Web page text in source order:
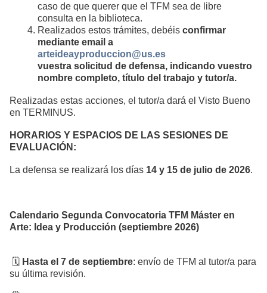
caso de que querer que el TFM sea de libre
consulta en la biblioteca.
Realizados estos trámites, debéis confirmar
mediante email a
arteideayproduccion@us.es
vuestra solicitud de defensa, indicando vuestro
nombre completo, título del trabajo y tutor/a.
Realizadas estas acciones, el tutor/a dará el Visto Bueno
en TERMINUS.
HORARIOS Y ESPACIOS DE LAS SESIONES DE
EVALUACIÓN:
La defensa se realizará los días 14 y 15 de julio de 2026.
Calendario Segunda Convocatoria TFM Máster en
Arte: Idea y Producción (septiembre 2026)
🗓️ Hasta el 7 de septiembre: envío de TFM al tutor/a para
su última revisión.